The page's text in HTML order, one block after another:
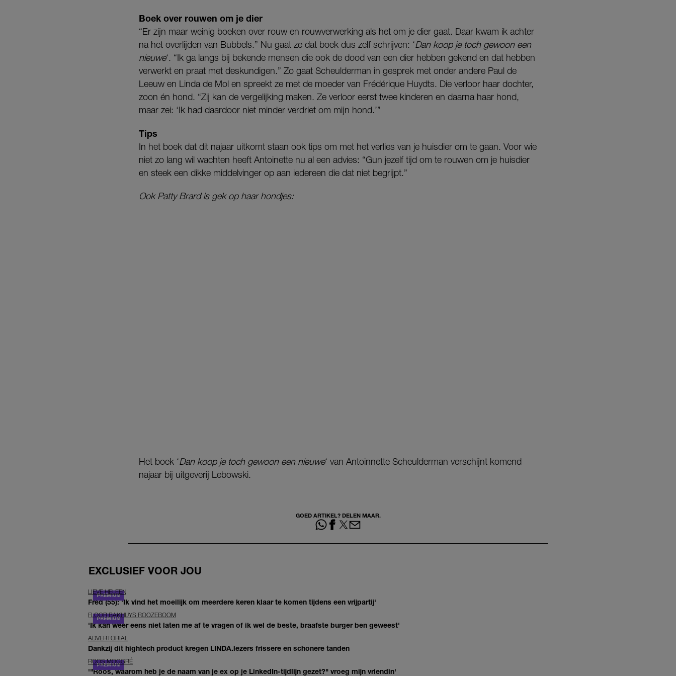
Boek over rouwen om je dier
“Er zijn maar weinig boeken over rouw en rouwverwerking als het om je dier gaat. Daar kwam ik achter
na het overlijden van Bubbels.” Nu gaat ze dat boek dus zelf schrijven: ‘Dan koop je toch gewoon een
nieuwe‘. “Ik ga langs bij bekende mensen die ook de dood van een dier hebben gekend en dat hebben
verwerkt en praat met deskundigen.” Zo gaat Scheulderman in gesprek met onder andere Paul de
Leeuw en Linda de Mol en spreekt ze met de moeder van Frédérique Huydts. Die verloor haar dochter,
zoon én hond. “Zij kan de vergelijking maken. Ze verloor eerst twee kinderen en daarna haar hond,
maar zei: ‘Ik had daardoor niet minder verdriet om mijn hond.’”
Tips
In het boek dat dit najaar uitkomt staan ook tips om met het verlies van je huisdier om te gaan. Voor wie
niet zo lang wil wachten heeft Antoinette nu al een advies: “Gun jezelf tijd om te rouwen om je huisdier
en steek een dikke middelvinger op aan iedereen die dat niet begrijpt.”
Ook Patty Brard is gek op haar hondjes:
Het boek ‘Dan koop je toch gewoon een nieuwe‘ van Antoinnette Scheulderman verschijnt komend
najaar bij uitgeverij Lebowski.
GOED ARTIKEL? DELEN MAAR.
EXCLUSIEF VOOR JOU
LIEVE HELEEN
Fred (55): 'Ik vind het moeilijk om meerdere keren klaar te komen tijdens een vrijpartij'
FLOOR BAKHUYS ROOZEBOOM
'Ik kan weer eens niet laten me af te vragen of ik wel de beste, braafste burger ben geweest'
ADVERTORIAL
Dankzij dit hightech product kregen LINDA.lezers frissere en schonere tanden
ROOS MOGGRÉ
'"Roos, waarom heb je de naam van je ex op je LinkedIn-tijdlijn gezet?" vroeg mijn vriendin'